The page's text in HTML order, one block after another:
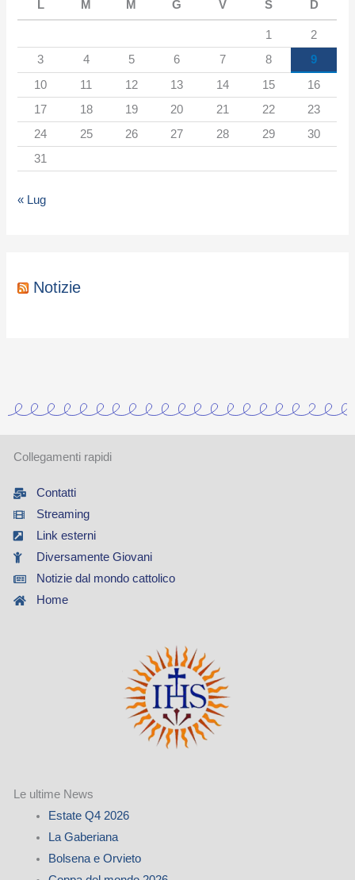
g
o
r
i
L M M G V S D
1
2
3
4 5 6 7 8
9
10
11 12 13 14 15
16
17
18 19 20 21 22
23
24
25 26 27 28 29
30
31
« Lug
Notizie
Collegamenti rapidi
Contatti
Streaming
Link esterni
Diversamente Giovani
Notizie dal mondo cattolico
Home
Le ultime News
Estate Q4 2026
La Gaberiana
Bolsena e Orvieto